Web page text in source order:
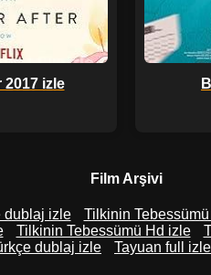
2017 izle
Film Arşivi
dublaj izle Tilkinin
Tilkinin Tebessümü Hd izle
dublaj izle Tayuan full izle